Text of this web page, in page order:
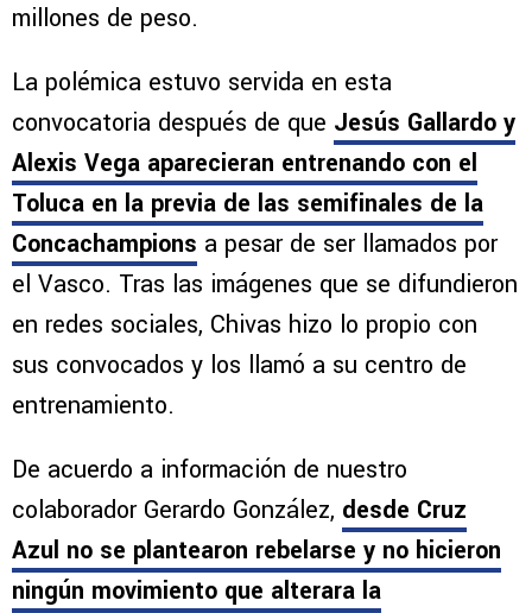
millones de peso.
La polémica estuvo servida en esta
convocatoria después de que Jesús Gallardo y
Alexis Vega aparecieran entrenando con el
Toluca en la previa de las semifinales de la
Concachampions a pesar de ser llamados por
el Vasco. Tras las imágenes que se difundieron
en redes sociales, Chivas hizo lo propio con
sus convocados y los llamó a su centro de
entrenamiento.
De acuerdo a información de nuestro
colaborador Gerardo González, desde Cruz
Azul no se plantearon rebelarse y no hicieron
ningún movimiento que alterara la